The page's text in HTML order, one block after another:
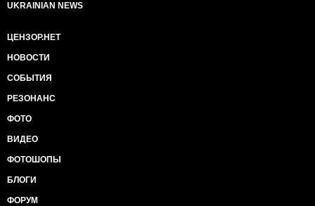
UKRAINIAN NEWS
ЦЕНЗОР.НЕТ
НОВОСТИ
СОБЫТИЯ
РЕЗОНАНС
ФОТО
ВИДЕО
ФОТОШОПЫ
БЛОГИ
ФОРУМ